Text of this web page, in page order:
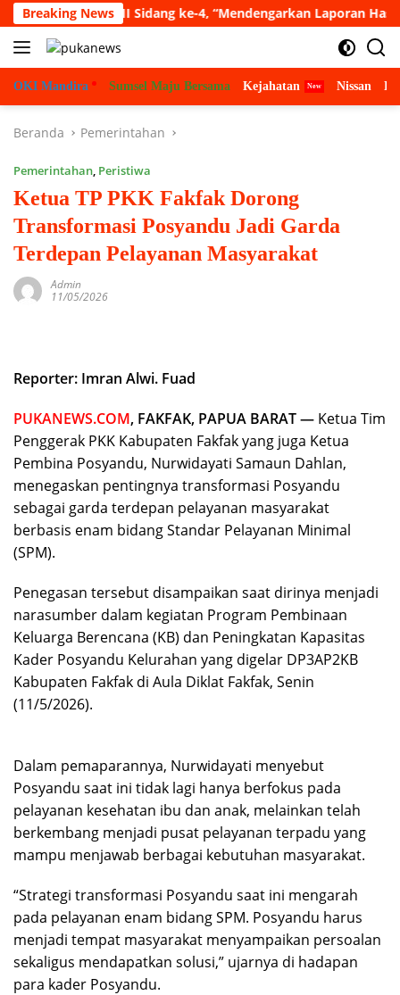
Langsung
ke
konten
Breaking News
VII Sidang ke-4, “Mendengarkan Laporan Hasil
OKI Mandira Sumsel Maju Bersama Kejahatan Nissan
Beranda Pemerintahan
Pemerintahan, Peristiwa
Ketua TP PKK Fakfak Dorong
Transformasi Posyandu Jadi Garda
Terdepan Pelayanan Masyarakat
Admin
11/05/2026
Reporter: Imran Alwi. Fuad
PUKANEWS.COM, FAKFAK, PAPUA BARAT — Ketua Tim
Penggerak PKK Kabupaten Fakfak yang juga Ketua
Pembina Posyandu, Nurwidayati Samaun Dahlan,
menegaskan pentingnya transformasi Posyandu
sebagai garda terdepan pelayanan masyarakat
berbasis enam bidang Standar Pelayanan Minimal
(SPM).
Penegasan tersebut disampaikan saat dirinya menjadi
narasumber dalam kegiatan Program Pembinaan
Keluarga Berencana (KB) dan Peningkatan Kapasitas
Kader Posyandu Kelurahan yang digelar DP3AP2KB
Kabupaten Fakfak di Aula Diklat Fakfak, Senin
(11/5/2026).
Dalam pemaparannya, Nurwidayati menyebut
Posyandu saat ini tidak lagi hanya berfokus pada
pelayanan kesehatan ibu dan anak, melainkan telah
berkembang menjadi pusat pelayanan terpadu yang
mampu menjawab berbagai kebutuhan masyarakat.
“Strategi transformasi Posyandu saat ini mengarah
pada pelayanan enam bidang SPM. Posyandu harus
menjadi tempat masyarakat menyampaikan persoalan
sekaligus mendapatkan solusi,” ujarnya di hadapan
para kader Posyandu.